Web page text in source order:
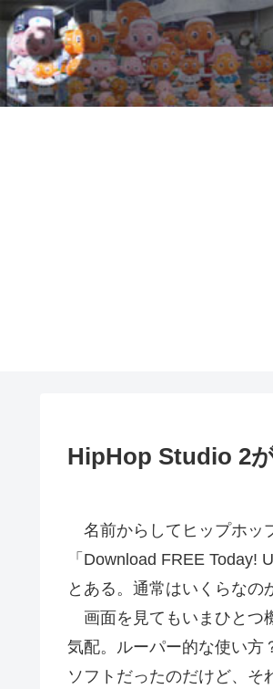
HipHop Studio 2
名前からしてヒップホッ
「Download FREE Today!
とある。通常はいくらなの
画面を見てもいまひとつ
気配。ルーパー的な使い
ソフトだったのだけど、